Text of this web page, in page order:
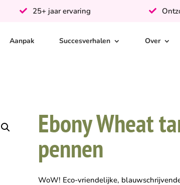
25+ jaar ervaring
Aanpak Succesverhalen Over
Ebony Wheat
pennen
WoW! Eco-vriendelijke,